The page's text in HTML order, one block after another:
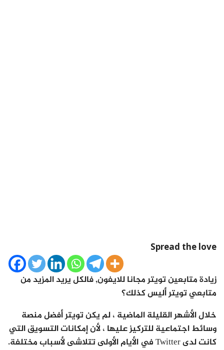
Spread the love
زيادة متابعين تويتر مجانا للايفون, فالكل يريد المزيد من
متابعي تويتر أليس كذلك؟
خلال الأشهر القليلة الماضية ، لم يكن تويتر أفضل منصة
وسائط اجتماعية للتركيز عليها ، لأن إمكانات التسويق التي
كانت لدى Twitter في الأيام الأولى تتلاشى لأسباب مختلفة.